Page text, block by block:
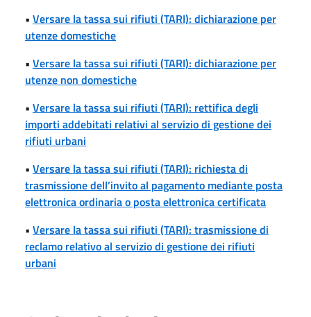
• Versare la tassa sui rifiuti (TARI): dichiarazione per
utenze domestiche
• Versare la tassa sui rifiuti (TARI): dichiarazione per
utenze non domestiche
• Versare la tassa sui rifiuti (TARI): rettifica degli
importi addebitati relativi al servizio di gestione dei
rifiuti urbani
• Versare la tassa sui rifiuti (TARI): richiesta di
trasmissione dell’invito al pagamento mediante posta
elettronica ordinaria o posta elettronica certificata
• Versare la tassa sui rifiuti (TARI): trasmissione di
reclamo relativo al servizio di gestione dei rifiuti
urbani